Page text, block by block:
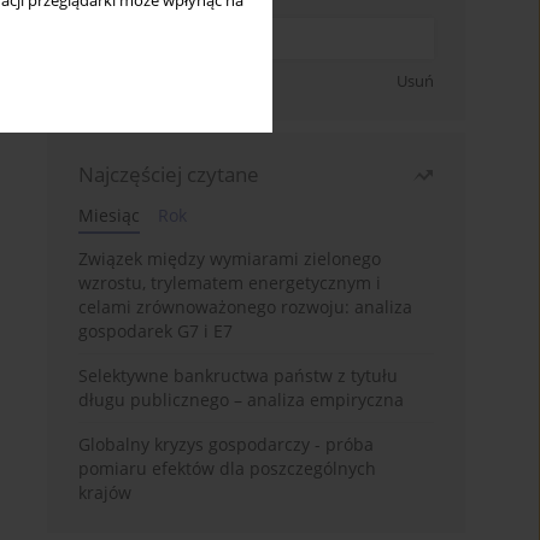
Usuń
Najczęściej czytane
Miesiąc
Związek między wymiarami zielonego
wzrostu, trylematem energetycznym i
celami zrównoważonego rozwoju: analiza
gospodarek G7 i E7
Selektywne bankructwa państw z tytułu
długu publicznego – analiza empiryczna
Globalny kryzys gospodarczy - próba
pomiaru efektów dla poszczególnych
krajów